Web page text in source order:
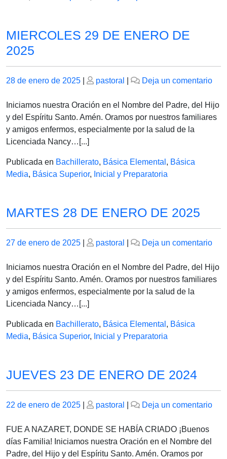
MIERCOLES 29 DE ENERO DE
2025
Publicado
28 de enero de 2025
Publicado
pastoral Deja un comentarioen
29
DE
Iniciamos nuestra Oración en el Nombre del Padre, del Hijo
y del Espíritu Santo. Amén. Oramos por nuestros familiares
y amigos enfermos, especialmente por la salud de la
Licenciada Nancy…[...]
Publicada en Bachillerato, Básica Elemental , Básica
Media, Básica Superior, Inicial y Preparatoria
MARTES 28 DE ENERO DE 2025
Publicado
27 de enero de 2025
Publicado
pastoral Deja un comentarioen
28
DE
Iniciamos nuestra Oración en el Nombre del Padre, del Hijo
y del Espíritu Santo. Amén. Oramos por nuestros familiares
y amigos enfermos, especialmente por la salud de la
Licenciada Nancy…[...]
Publicada en Bachillerato, Básica Elemental , Básica
Media, Básica Superior, Inicial y Preparatoria
JUEVES 23 DE ENERO DE 2024
Publicado
22 de enero de 2025
Publicado
pastoral Deja un comentarioen
FUE A NAZARET, DONDE SE HABÍA CRIADO ¡Buenos
días Familia! Iniciamos nuestra Oración en el Nombre del
Padre, del Hijo y del Espíritu Santo. Amén. Oramos por